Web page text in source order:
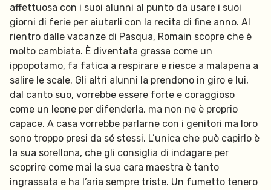
affettuosa con i suoi alunni al punto da usare i suoi
giorni di ferie per aiutarli con la recita di fine anno. Al
rientro dalle vacanze di Pasqua, Romain scopre che è
molto cambiata. È diventata grassa come un
ippopotamo, fa fatica a respirare e riesce a malapena a
salire le scale. Gli altri alunni la prendono in giro e lui,
dal canto suo, vorrebbe essere forte e coraggioso
come un leone per difenderla, ma non ne è proprio
capace. A casa vorrebbe parlarne con i genitori ma loro
sono troppo presi da sé stessi. L’unica che può capirlo è
la sua sorellona, che gli consiglia di indagare per
scoprire come mai la sua cara maestra è tanto
ingrassata e ha l’aria sempre triste. Un fumetto tenero